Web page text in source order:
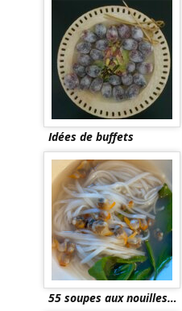
Idées de buffets
55 soupes aux nouilles…